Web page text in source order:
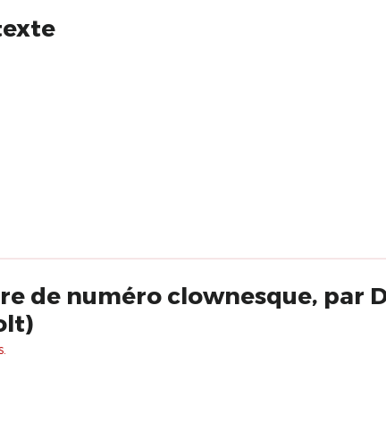
de numéro clownesque, par